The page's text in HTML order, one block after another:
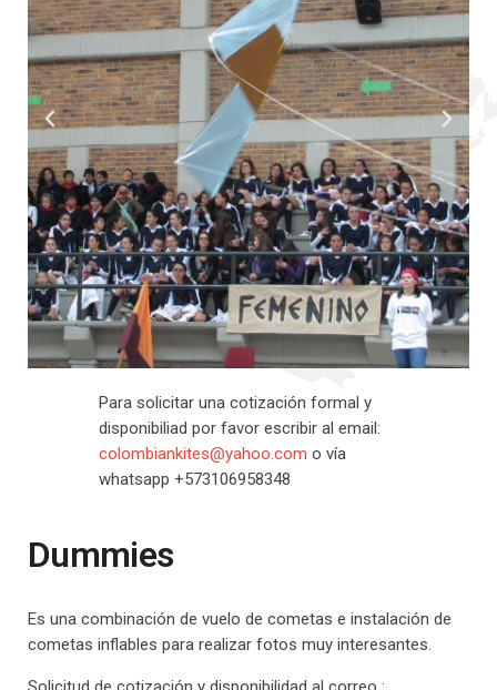
Para solicitar una cotización formal y
disponibiliad por favor escribir al email:
colombiankites@yahoo.com o vía
whatsapp +573106958348
Dummies
Es una combinación de vuelo de cometas e instalación de
cometas inflables para realizar fotos muy interesantes.